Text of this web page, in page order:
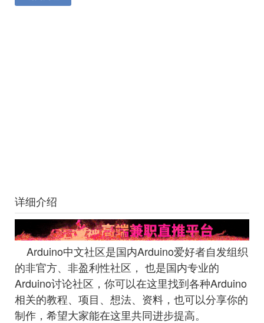
详细介绍
Arduino中文社区是国内Arduino爱好者自发组织
的非官方、非盈利性社区， 也是国内专业的
Arduino讨论社区，你可以在这里找到各种Arduino
相关的教程、项目、想法、资料，也可以分享你的
制作，希望大家能在这里共同进步提高。